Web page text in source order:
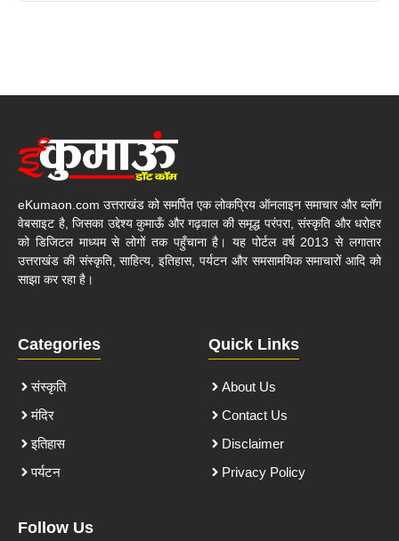
eKumaon.com उत्तराखंड को समर्पित एक लोकप्रिय ऑनलाइन समाचार और ब्लॉग
वेबसाइट है, जिसका उद्देश्य कुमाऊँ और गढ़वाल की समृद्ध परंपरा, संस्कृति और धरोहर
को डिजिटल माध्यम से लोगों तक पहुँचाना है। यह पोर्टल वर्ष 2013 से लगातार
उत्तराखंड की संस्कृति, साहित्य, इतिहास, पर्यटन और समसामयिक समाचारों आदि को
साझा कर रहा है।
Categories
संस्कृति
मंदिर
इतिहास
पर्यटन
Quick Links
About Us
Contact Us
Disclaimer
Privacy Policy
Follow Us